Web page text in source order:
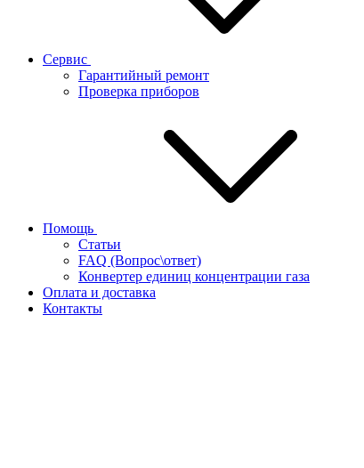
Сервис
Гарантийный ремонт
Проверка приборов
Помощь
Статьи
FAQ (Вопрос\ответ)
Конвертер единиц концентрации газа
Оплата и доставка
Контакты